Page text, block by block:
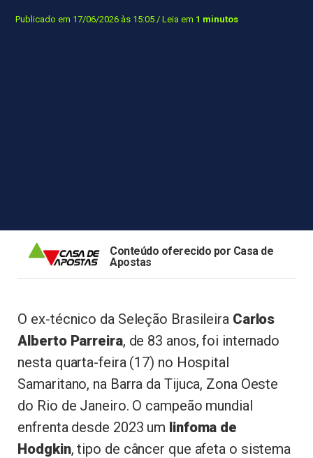
Publicado em 17/06/2026 às 15:05/ Leia em 1 minutos
Conteúdo oferecido por Casa de
Apostas
O ex-técnico da Seleção Brasileira Carlos
Alberto Parreira, de 83 anos, foi internado
nesta quarta-feira (17) no Hospital
Samaritano, na Barra da Tijuca, Zona Oeste
do Rio de Janeiro. O campeão mundial
enfrenta desde 2023 um linfoma de
Hodgkin, tipo de câncer que afeta o sistema